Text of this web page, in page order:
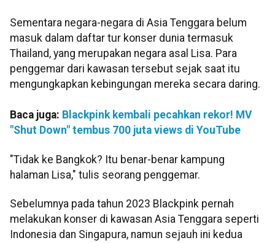
Sementara negara-negara di Asia Tenggara belum
masuk dalam daftar tur konser dunia termasuk
Thailand, yang merupakan negara asal Lisa. Para
penggemar dari kawasan tersebut sejak saat itu
mengungkapkan kebingungan mereka secara daring.
Baca juga: Blackpink kembali pecahkan rekor! MV
"Shut Down" tembus 700 juta views di YouTube
"Tidak ke Bangkok? Itu benar-benar kampung
halaman Lisa," tulis seorang penggemar.
Sebelumnya pada tahun 2023 Blackpink pernah
melakukan konser di kawasan Asia Tenggara seperti
Indonesia dan Singapura, namun sejauh ini kedua